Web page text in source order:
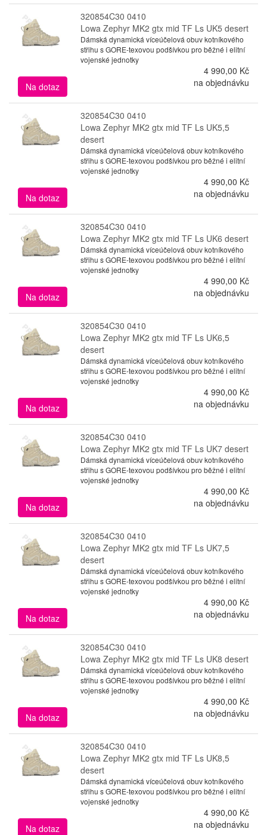
320854C30 0410
Lowa Zephyr MK2 gtx mid TF Ls UK5 desert
Dámská dynamická víceúčelová obuv kotníkového
střihu s GORE-texovou podšívkou pro běžné i elitní
vojenské jednotky
4 990,00 Kč
Na dotaz
na objednávku
320854C30 0410
Lowa Zephyr MK2 gtx mid TF Ls UK5,5
desert
Dámská dynamická víceúčelová obuv kotníkového
střihu s GORE-texovou podšívkou pro běžné i elitní
vojenské jednotky
4 990,00 Kč
Na dotaz
na objednávku
320854C30 0410
Lowa Zephyr MK2 gtx mid TF Ls UK6 desert
Dámská dynamická víceúčelová obuv kotníkového
střihu s GORE-texovou podšívkou pro běžné i elitní
vojenské jednotky
4 990,00 Kč
Na dotaz
na objednávku
320854C30 0410
Lowa Zephyr MK2 gtx mid TF Ls UK6,5
desert
Dámská dynamická víceúčelová obuv kotníkového
střihu s GORE-texovou podšívkou pro běžné i elitní
vojenské jednotky
4 990,00 Kč
Na dotaz
na objednávku
320854C30 0410
Lowa Zephyr MK2 gtx mid TF Ls UK7 desert
Dámská dynamická víceúčelová obuv kotníkového
střihu s GORE-texovou podšívkou pro běžné i elitní
vojenské jednotky
4 990,00 Kč
Na dotaz
na objednávku
320854C30 0410
Lowa Zephyr MK2 gtx mid TF Ls UK7,5
desert
Dámská dynamická víceúčelová obuv kotníkového
střihu s GORE-texovou podšívkou pro běžné i elitní
vojenské jednotky
4 990,00 Kč
Na dotaz
na objednávku
320854C30 0410
Lowa Zephyr MK2 gtx mid TF Ls UK8 desert
Dámská dynamická víceúčelová obuv kotníkového
střihu s GORE-texovou podšívkou pro běžné i elitní
vojenské jednotky
4 990,00 Kč
Na dotaz
na objednávku
320854C30 0410
Lowa Zephyr MK2 gtx mid TF Ls UK8,5
desert
Dámská dynamická víceúčelová obuv kotníkového
střihu s GORE-texovou podšívkou pro běžné i elitní
vojenské jednotky
4 990,00 Kč
Na dotaz
na objednávku